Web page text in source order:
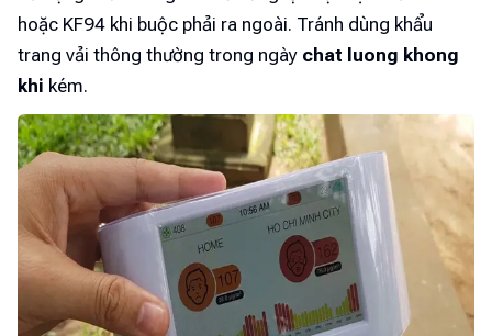
hoặc KF94 khi buộc phải ra ngoài. Tránh dùng khẩu
trang vải thông thường trong ngày chat luong khong
khi kém.